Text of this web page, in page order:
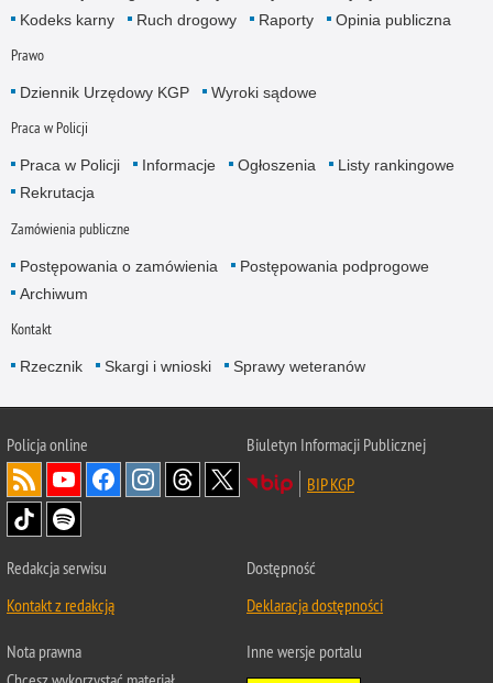
Kodeks karny
Ruch drogowy Raporty Opinia publiczna
Prawo
Dziennik Urzędowy KGP Wyroki sądowe
Praca w Policji
Praca w Policji Informacje Ogłoszenia
Listy rankingowe
Rekrutacja
Zamówienia publiczne
Postępowania o zamówienia
Postępowania podprogowe
Archiwum
Kontakt
Rzecznik Skargi i wnioski Sprawy weteranów
Policjaonline
Biuletyn Informacji Publicznej
BIP KGP
Redakcja serwisu
Kontakt z redakcją
Dostępność
Deklaracja dostępności
Nota prawna
Inne wersje portalu